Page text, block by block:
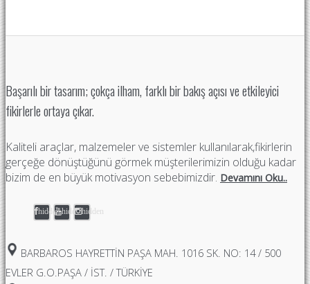
Başarılı bir tasarım; çokça ilham, farklı bir bakış açısı ve etkileyici
fikirlerle ortaya çıkar.
Kaliteli araçlar, malzemeler ve sistemler kullanılarak,fikirlerin
gerçeğe dönüştüğünü görmek müşterilerimizin olduğu kadar
bizim de en büyük motivasyon sebebimizdir. Devamını Oku..
hiddenhiddenhidden
BARBAROS HAYRETTIN PAŞA MAH. 1016 SK. NO: 14 / 500
EVLER G.O.PAŞA / İST. / TÜRKİYE